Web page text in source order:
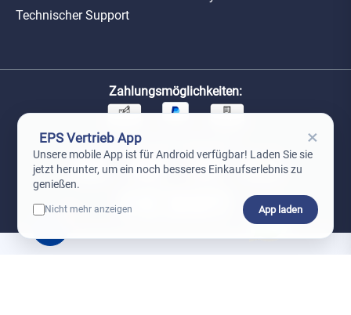
Technischer Support
Zahlungsmöglichkeiten:
Unsere Versandpartner:
EPS Vertrieb App ×
Unsere mobile App ist für Android verfügbar! Laden Sie sie
jetzt herunter, um ein noch besseres Einkaufserlebnis zu
genießen.
Nicht mehr anzeigen App laden